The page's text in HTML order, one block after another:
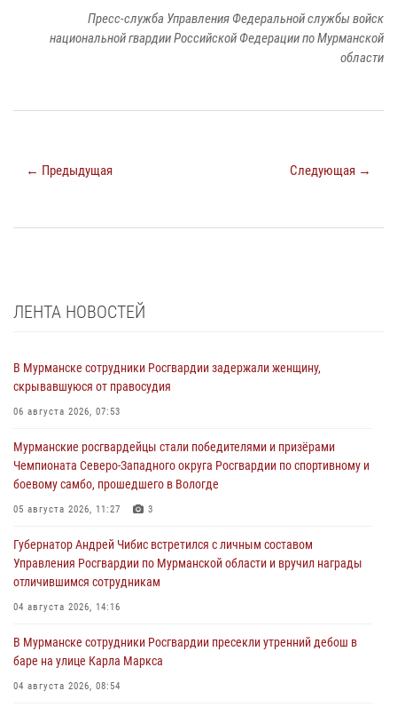
Пресс-служба Управления Федеральной службы войск
национальной гвардии Российской Федерации по Мурманской
области
← Предыдущая Следующая →
ЛЕНТА НОВОСТЕЙ
В Мурманске сотрудники Росгвардии задержали женщину,
скрывавшуюся от правосудия
06 августа 2026, 07:53
Мурманские росгвардейцы стали победителями и призёрами
Чемпионата Северо-Западного округа Росгвардии по спортивному и
боевому самбо, прошедшего в Вологде
05 августа 2026, 11:27 3
Губернатор Андрей Чибис встретился с личным составом
Управления Росгвардии по Мурманской области и вручил награды
отличившимся сотрудникам
04 августа 2026, 14:16
В Мурманске сотрудники Росгвардии пресекли утренний дебош в
баре на улице Карла Маркса
04 августа 2026, 08:54